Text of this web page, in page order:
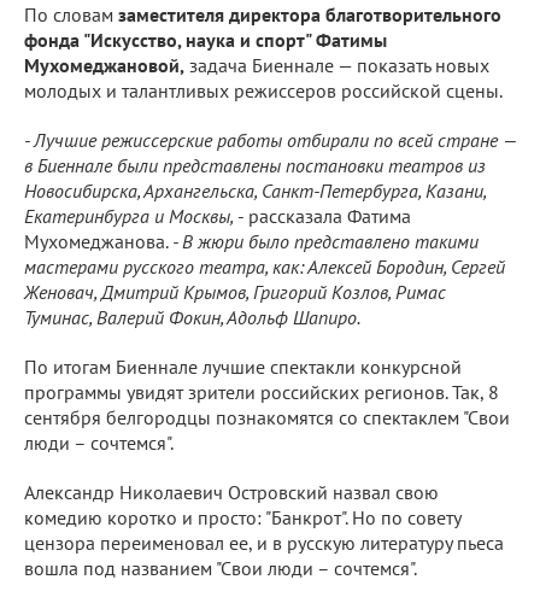
По словам заместителя директора благотворительного
фонда "Искусство, наука и спорт" Фатимы
Мухомеджановой, задача Биеннале — показать новых
молодых и талантливых режиссеров российской сцены.
- Лучшие режиссерские работы отбирали по всей стране —
в Биеннале были представлены постановки театров из
Новосибирска, Архангельска, Санкт-Петербурга, Казани,
Екатеринбурга и Москвы, - рассказала Фатима
Мухомеджанова. - В жюри было представлено такими
мастерами русского театра, как: Алексей Бородин, Сергей
Женовач, Дмитрий Крымов, Григорий Козлов, Римас
Туминас, Валерий Фокин, Адольф Шапиро.
По итогам Биеннале лучшие спектакли конкурсной
программы увидят зрители российских регионов. Так, 8
сентября белгородцы познакомятся со спектаклем "Свои
люди – сочтемся".
Александр Николаевич Островский назвал свою
комедию коротко и просто: "Банкрот". Но по совету
цензора переименовал ее, и в русскую литературу пьеса
вошла под названием "Свои люди – сочтемся".